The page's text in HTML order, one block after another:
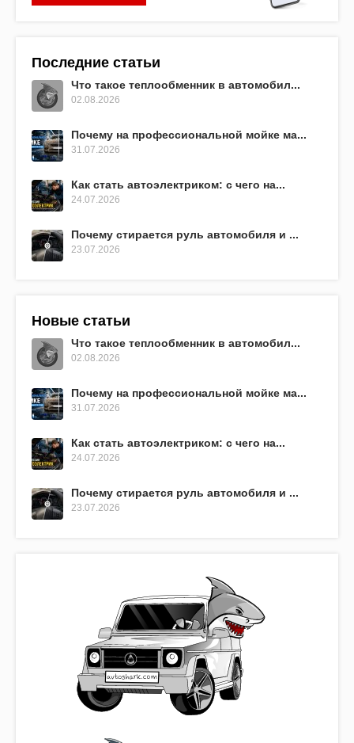
Последние статьи
Что такое теплообменник в автомобил...
02.08.2026
Почему на профессиональной мойке ма...
31.07.2026
Как стать автоэлектриком: с чего на...
24.07.2026
Почему стирается руль автомобиля и ...
23.07.2026
Новые статьи
Что такое теплообменник в автомобил...
02.08.2026
Почему на профессиональной мойке ма...
31.07.2026
Как стать автоэлектриком: с чего на...
24.07.2026
Почему стирается руль автомобиля и ...
23.07.2026